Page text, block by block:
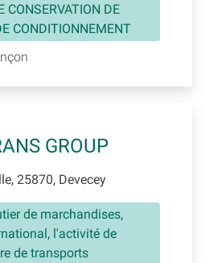
CONSERVATION DE
CONDITIONNEMENT
GROUP
25870, Devecey
de marchandises,
l'activité de
de transports